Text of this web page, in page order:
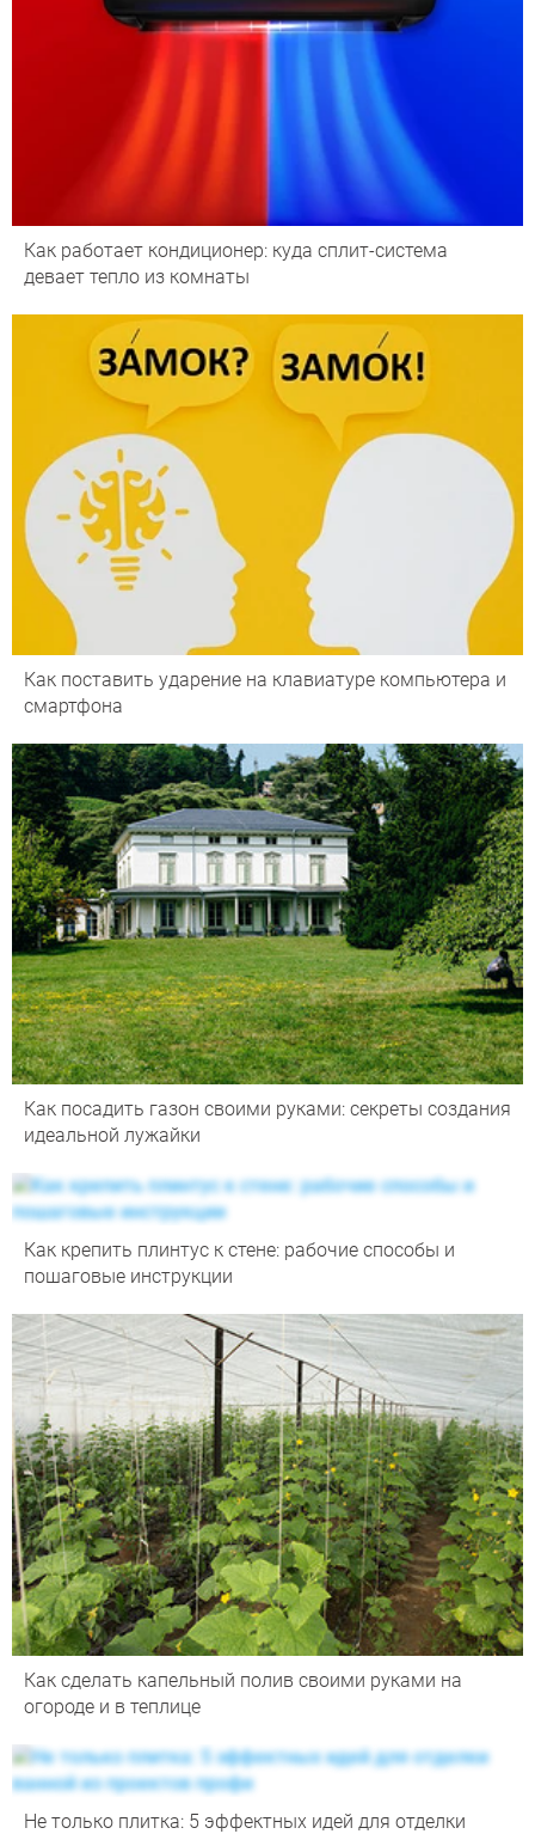
Как работает кондиционер: куда сплит-система
девает тепло из комнаты
Как поставить ударение на клавиатуре компьютера и
смартфона
Как посадить газон своими руками: секреты создания
идеальной лужайки
Как крепить плинтус к стене: рабочие способы и
пошаговые инструкции
Как сделать капельный полив своими руками на
огороде и в теплице
Не только плитка: 5 эффектных идей для отделки